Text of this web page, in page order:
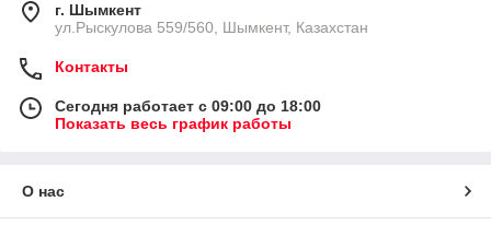
г. Шымкент
ул.Рыскулова 559/560, Шымкент, Казахстан
Контакты
Сегодня работает с 09:00 до 18:00
Показать весь график работы
О нас